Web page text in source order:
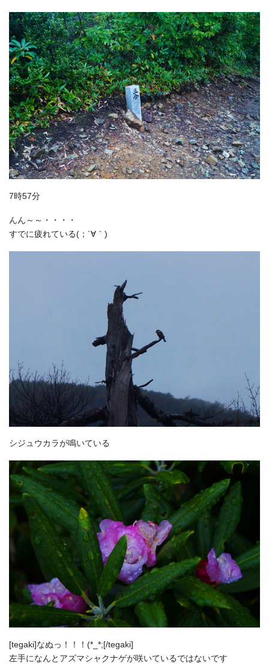
7時57分
んん～～・・・・
すでに疲れている(；´∀｀)
シジュウカラが鳴いている
[tegaki]なぬっ！！！(*_*;[/tegaki]
左手になんとアズマシャクナゲが咲いているではないです